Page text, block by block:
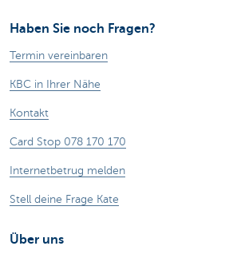
Haben Sie noch Fragen?
Termin vereinbaren
KBC in Ihrer Nähe
Kontakt
Card Stop 078 170 170
Internetbetrug melden
Stell deine Frage Kate
Über uns